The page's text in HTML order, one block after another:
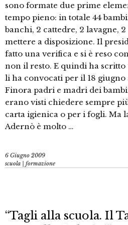
sono formate due prime
tempo pieno: in totale 44
banchi, 2 cattedre, 2 lavagne,
mettere a disposizione. Il
fatto una verifica e si è reso
non il resto. E quindi ha
li ha convocati per il 18 giugno
Finora padri e madri dei
erano visti chiedere sempre
carta igienica o per i fogli. Ma
Adernò è molto …
6 Giugno 2009
scuola | formazione
“Tagli alla scuola. Il